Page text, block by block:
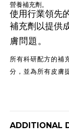
營養補充劑。
使用行業領先
補充劑以提供
膚問題。
所有科研配方的補
分，並為所有皮膚
ADDITIONAL